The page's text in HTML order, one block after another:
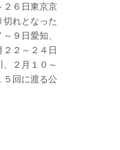
２６日東京京
切れとなった
９日愛知、
２２～２４日
２月１０～
５回に渡る公